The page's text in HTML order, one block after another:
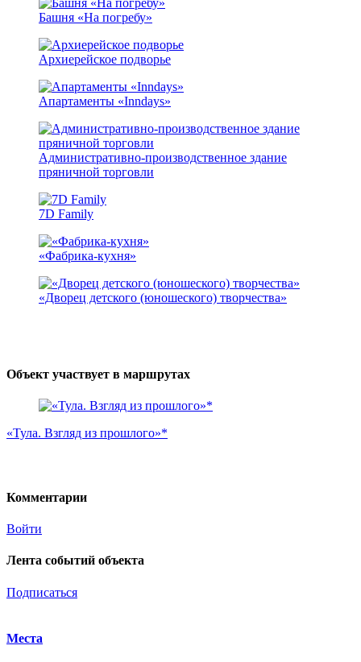
Башня «На погребу»
Архиерейское подворье
Апартаменты «Inndays»
Административно-производственное здание
пряничной торговли
7D Family
«Фабрика-кухня»
«Дворец детского (юношеского) творчества»
Объект участвует в маршрутах
«Тула. Взгляд из прошлого»*
Комментарии
Войти
Лента событий объекта
Подписаться
Места